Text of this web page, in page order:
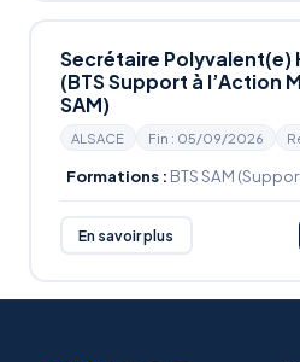
Secrétaire Polyvalent(e)
(BTS Support à l’Action
SAM)
ALSACE Fin : 05/09/2026
Formations : BTS SAM
En savoir plus